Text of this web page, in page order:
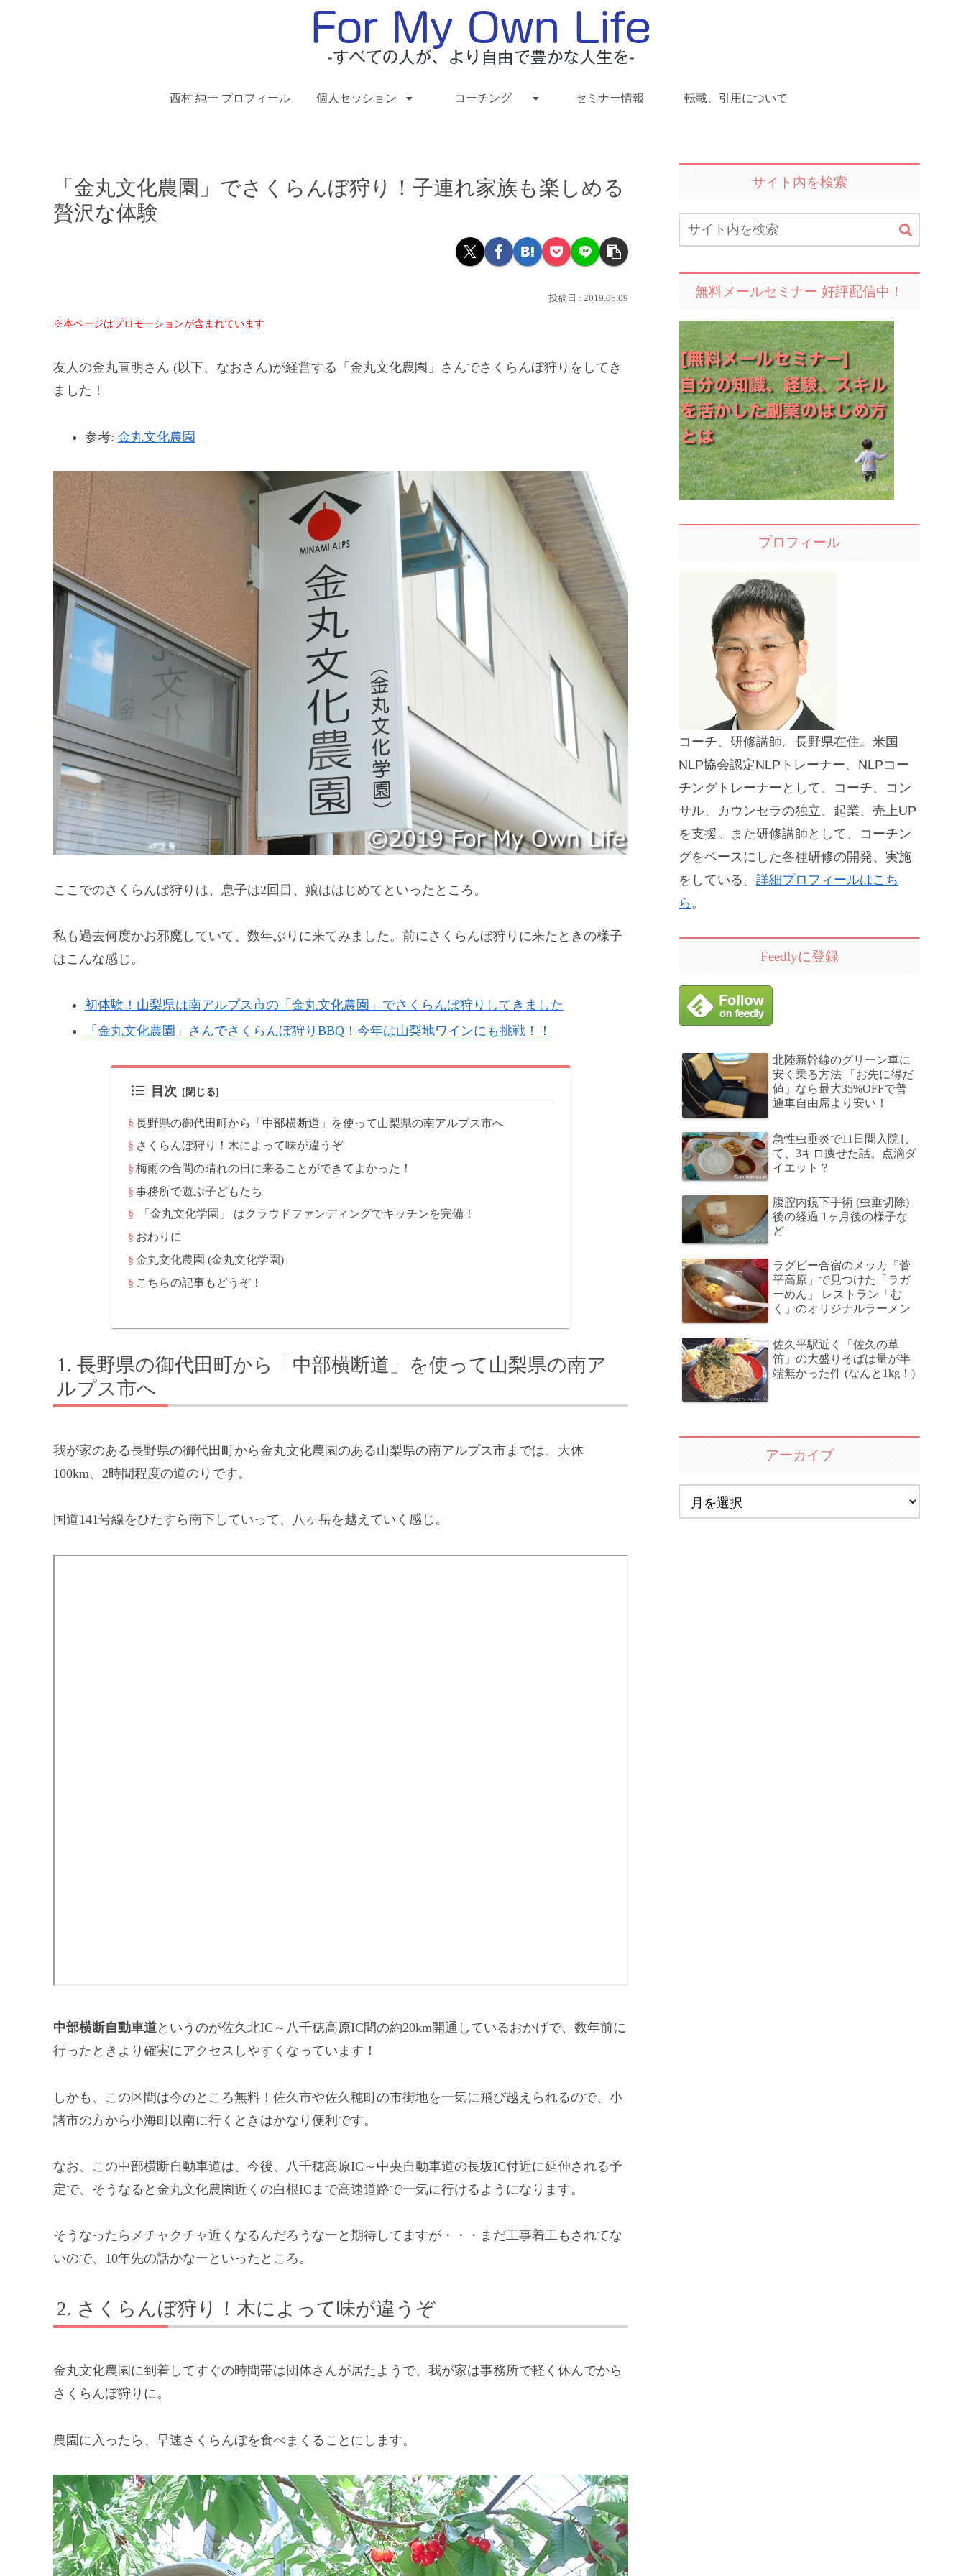
西村 純一 プロフィール 個人セッション コーチング セミナー情報 転載、引用について
「金丸文化農園」でさくらんぼ狩り！子連れ家族も楽しめる
贅沢な体験
2019.06.09
※本ページはプロモーションが含まれています
友人の金丸直明さん (以下、なおさん)が経営する「金丸文化農園」さんでさくらんぼ狩りをしてき
ました！
参考: 金丸文化農園
ここでのさくらんぼ狩りは、息子は2回目、娘ははじめてといったところ。
私も過去何度かお邪魔していて、数年ぶりに来てみました。前にさくらんぼ狩りに来たときの様子
はこんな感じ。
初体験！山梨県は南アルプス市の「金丸文化農園」でさくらんぼ狩りしてきました
「金丸文化農園」さんでさくらんぼ狩りBBQ！今年は山梨地ワインにも挑戦！！
目次
長野県の御代田町から「中部横断道」を使って山梨県の南アルプス市へ
さくらんぼ狩り！木によって味が違うぞ
梅雨の合間の晴れの日に来ることができてよかった！
事務所で遊ぶ子どもたち
「金丸文化学園」 はクラウドファンディングでキッチンを完備！
おわりに
金丸文化農園 (金丸文化学園)
こちらの記事もどうぞ！
長野県の御代田町から「中部横断道」を使って山梨県の南ア
ルプス市へ
我が家のある長野県の御代田町から金丸文化農園のある山梨県の南アルプス市までは、大体
100km、2時間程度の道のりです。
国道141号線をひたすら南下していって、八ヶ岳を越えていく感じ。
中部横断自動車道というのが佐久北IC～八千穂高原IC間の約20km開通しているおかげで、数年前に
行ったときより確実にアクセスしやすくなっています！
しかも、この区間は今のところ無料！佐久市や佐久穂町の市街地を一気に飛び越えられるので、小
諸市の方から小海町以南に行くときはかなり便利です。
なお、この中部横断自動車道は、今後、八千穂高原IC～中央自動車道の長坂IC付近に延伸される予
定で、そうなると金丸文化農園近くの白根ICまで高速道路で一気に行けるようになります。
そうなったらメチャクチャ近くなるんだろうなーと期待してますが・・・まだ工事着工もされてな
いので、10年先の話かなーといったところ。
さくらんぼ狩り！木によって味が違うぞ
金丸文化農園に到着してすぐの時間帯は団体さんが居たようで、我が家は事務所で軽く休んでから
さくらんぼ狩りに。
農園に入ったら、早速さくらんぼを食べまくることにします。
サイト内を検索
無料メールセミナー 好評配信中！
プロフィール
コーチ、研修講師。長野県在住。米国
NLP協会認定NLPトレーナー、NLPコー
チングトレーナーとして、コーチ、コン
サル、カウンセラの独立、起業、売上UP
を支援。また研修講師として、コーチン
グをベースにした各種研修の開発、実施
をしている。 詳細プロフィールはこち
ら 。
Feedlyに登録
北陸新幹線のグリーン車に
安く乗る方法 「お先に得だ
値」なら最大35%OFFで普
通車自由席より安い！
急性虫垂炎で11日間入院し
て、3キロ痩せた話。点滴ダ
イエット？
腹腔内鏡下手術 (虫垂切除)
後の経過 1ヶ月後の様子な
ど
ラグビー合宿のメッカ「菅
平高原」で見つけた「ラガ
ーめん」 レストラン「む
く」のオリジナルラーメン
佐久平駅近く「佐久の草
笛」の大盛りそばは量が半
端無かった件 (なんと1kg！)
アーカイブ